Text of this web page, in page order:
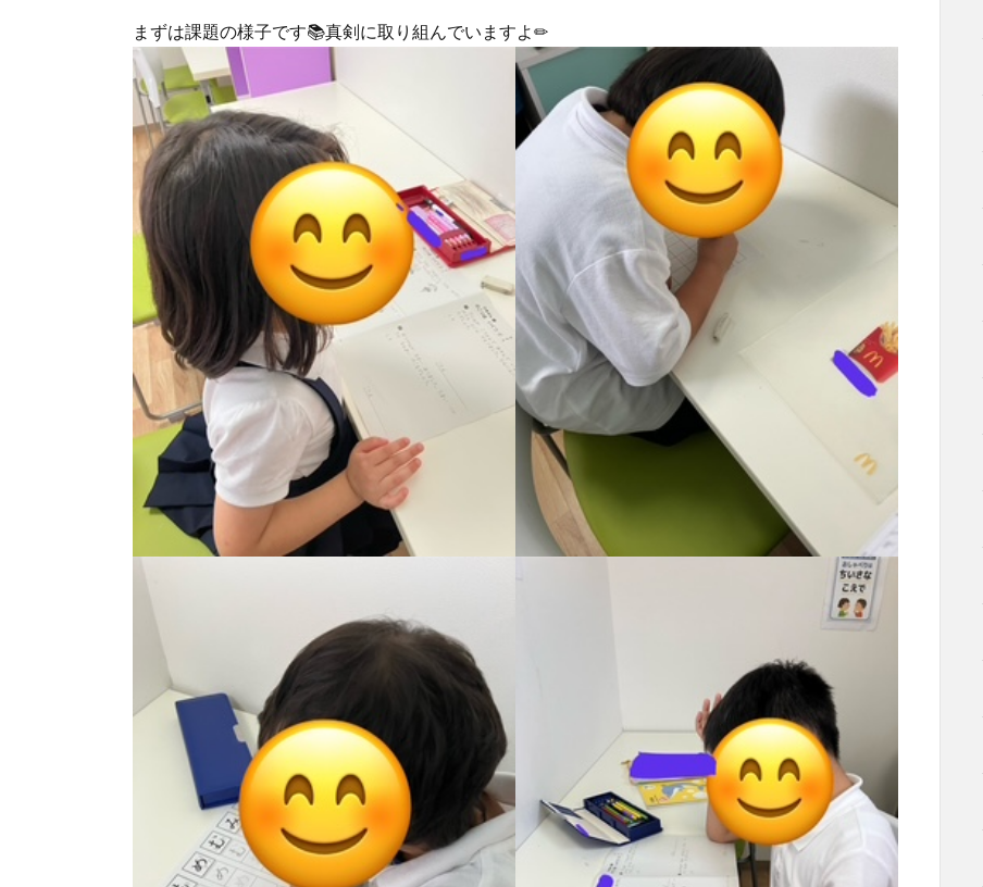
まずは課題の様子です📚真剣に取り組んでいますよ✏